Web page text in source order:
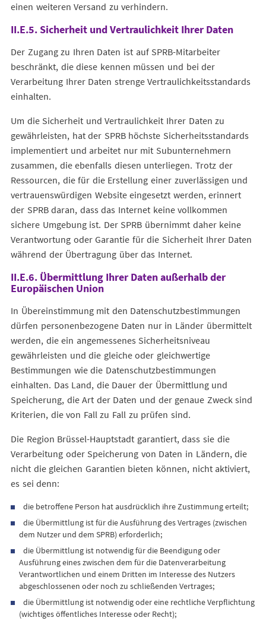
einen weiteren Versand zu verhindern.
II.E.5. Sicherheit und Vertraulichkeit Ihrer Daten
Der Zugang zu Ihren Daten ist auf SPRB-Mitarbeiter
beschränkt, die diese kennen müssen und bei der
Verarbeitung Ihrer Daten strenge Vertraulichkeitsstandards
einhalten.
Um die Sicherheit und Vertraulichkeit Ihrer Daten zu
gewährleisten, hat der SPRB höchste Sicherheitsstandards
implementiert und arbeitet nur mit Subunternehmern
zusammen, die ebenfalls diesen unterliegen. Trotz der
Ressourcen, die für die Erstellung einer zuverlässigen und
vertrauenswürdigen Website eingesetzt werden, erinnert
der SPRB daran, dass das Internet keine vollkommen
sichere Umgebung ist. Der SPRB übernimmt daher keine
Verantwortung oder Garantie für die Sicherheit Ihrer Daten
während der Übertragung über das Internet.
II.E.6. Übermittlung Ihrer Daten außerhalb der
Europäischen Union
In Übereinstimmung mit den Datenschutzbestimmungen
dürfen personenbezogene Daten nur in Länder übermittelt
werden, die ein angemessenes Sicherheitsniveau
gewährleisten und die gleiche oder gleichwertige
Bestimmungen wie die Datenschutzbestimmungen
einhalten. Das Land, die Dauer der Übermittlung und
Speicherung, die Art der Daten und der genaue Zweck sind
Kriterien, die von Fall zu Fall zu prüfen sind.
Die Region Brüssel-Hauptstadt garantiert, dass sie die
Verarbeitung oder Speicherung von Daten in Ländern, die
nicht die gleichen Garantien bieten können, nicht aktiviert,
es sei denn:
die betroffene Person hat ausdrücklich ihre Zustimmung erteilt;
die Übermittlung ist für die Ausführung des Vertrages (zwischen
dem Nutzer und dem SPRB) erforderlich;
die Übermittlung ist notwendig für die Beendigung oder
Ausführung eines zwischen dem für die Datenverarbeitung
Verantwortlichen und einem Dritten im Interesse des Nutzers
abgeschlossenen oder noch zu schließenden Vertrages;
die Übermittlung ist notwendig oder eine rechtliche Verpflichtung
(wichtiges öffentliches Interesse oder Recht);